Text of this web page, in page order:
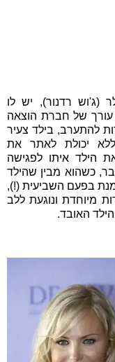
(ג'וש רדנור), יש לו
של חברת הוצאה
להתערב, בילד צעיר
יכולת לאתר את
הילד איתו לפגישה
כשהוא מבין שהילד
בפעם השביעית (!),
מיוחדת ונוגעת ללב
האובד.